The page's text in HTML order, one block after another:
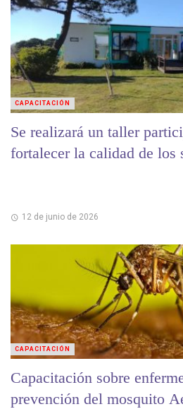
Se realizará un taller
fortalecer la calidad de los
12 de junio de 2026
CAPACITACIÓN
Capacitación sobre
prevención del mosquito
CAPACITACIÓN